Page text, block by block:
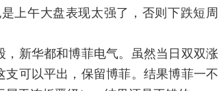
上午大盘表现太强了，否则下跌短周
新华都和博菲电气。虽然当日双双涨
可以平出，保留博菲。结果博菲一不